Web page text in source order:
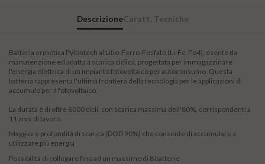
DescrizioneCaratt. Tecniche
Batteria ermetica Pylontech al Litio-Ferro-Fosfato (Li-Fe-Po4), esente da
manutenzione ed adatta a scarica ciclica, progettata per immagazzinare
l'energia elettrica di un impianto fotovoltaico per autoconsumo. Questa
batteria rappresenta l'ultima frontiera della tecnologia per le applicazioni di
accumulo per il fotovoltaico.
La durata è di oltre 6000 cicli, con scarica massima dell'80%, corrispondenti a
11 anni di lavoro.
Maggiore profondità di scarica (DOD 90%) che consente di accumulare e
utilizzare più energia
Possibilità di collegare fino ad un massimo di 8 batterie